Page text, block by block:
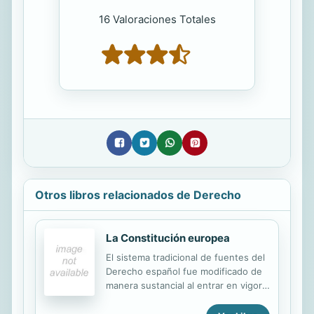
16 Valoraciones Totales
Otros libros relacionados de Derecho
La Constitución europea
El sistema tradicional de fuentes del
Derecho español fue modificado de
manera sustancial al entrar en vigor